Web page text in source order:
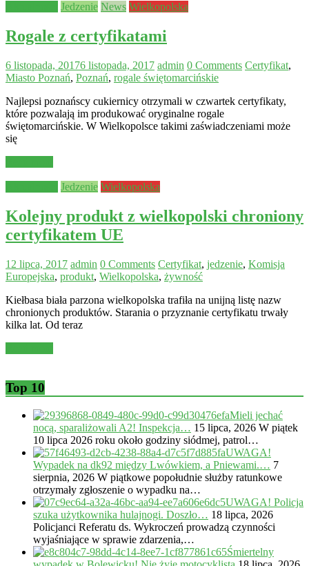
Jedzenie News Wielkopolska
Rogale z certyfikatami
6 listopada, 20176 listopada, 2017 admin 0 Comments Certyfikat,
Miasto Poznań, Poznań, rogale świętomarcińskie
Najlepsi poznańscy cukiernicy otrzymali w czwartek certyfikaty,
które pozwalają im produkować oryginalne rogale
świętomarcińskie. W Wielkopolsce takimi zaświadczeniami może
się
Jedzenie Wielkopolska
Kolejny produkt z wielkopolski chroniony
certyfikatem UE
12 lipca, 2017 admin 0 Comments Certyfikat, jedzenie, Komisja
Europejska, produkt, Wielkopolska, żywność
Kiełbasa biała parzona wielkopolska trafiła na unijną listę nazw
chronionych produktów. Starania o przyznanie certyfikatu trwały
kilka lat. Od teraz
Top 10
Mieli jechać
nocą, sparaliżowali A2! Inspekcja… 15 lipca, 2026 W piątek
10 lipca 2026 roku około godziny siódmej, patrol…
UWAGA!
Wypadek na dk92 między Lwówkiem, a Pniewami.… 7
sierpnia, 2026 W piątkowe popołudnie służby ratunkowe
otrzymały zgłoszenie o wypadku na…
UWAGA! Policja
szuka użytkownika hulajnogi. Doszło… 18 lipca, 2026
Policjanci Referatu ds. Wykroczeń prowadzą czynności
wyjaśniające w sprawie zdarzenia,…
Śmiertelny